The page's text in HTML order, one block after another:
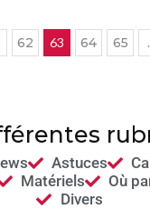
62 63 64 65
Astuces
Matériels Où
Divers